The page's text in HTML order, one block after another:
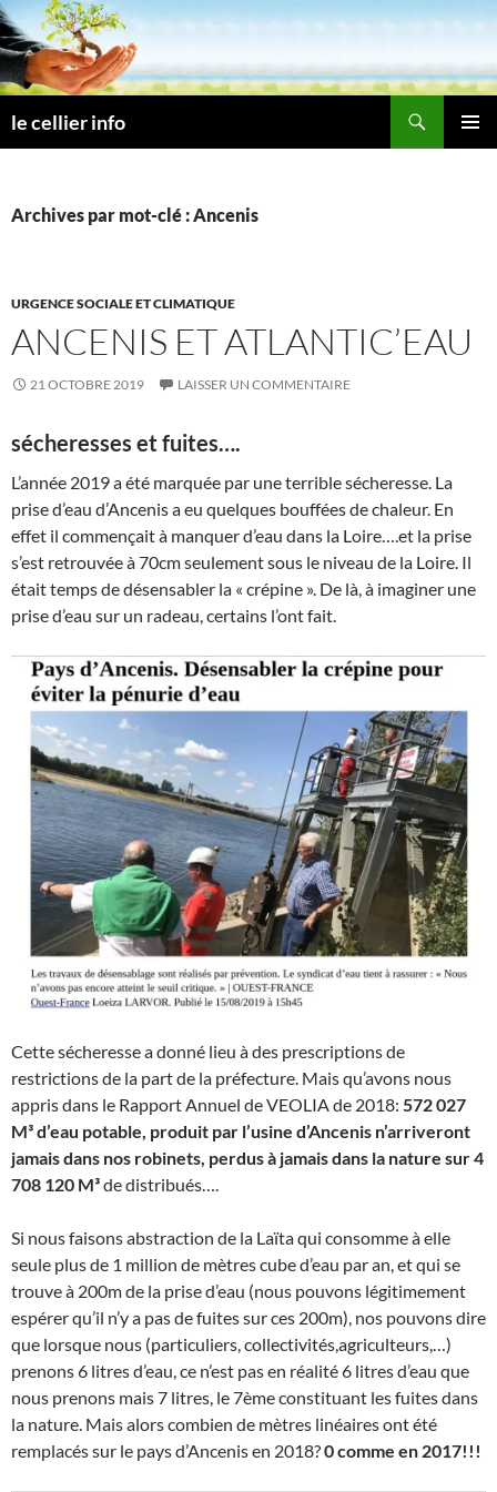
Aller
au
contenu
le cellier info
Archives par mot-clé : Ancenis
URGENCE SOCIALE ET CLIMATIQUE
ANCENIS ET ATLANTIC’EAU
21 OCTOBRE 2019 LAISSER UN COMMENTAIRE
sécheresses et fuites….
L’année 2019 a été marquée par une terrible sécheresse. La
prise d’eau d’Ancenis a eu quelques bouffées de chaleur. En
effet il commençait à manquer d’eau dans la Loire….et la prise
s’est retrouvée à 70cm seulement sous le niveau de la Loire. Il
était temps de désensabler la « crépine ». De là, à imaginer une
prise d’eau sur un radeau, certains l’ont fait.
Cette sécheresse a donné lieu à des prescriptions de
restrictions de la part de la préfecture. Mais qu’avons nous
appris dans le Rapport Annuel de VEOLIA de 2018: 572 027
M³ d’eau potable, produit par l’usine d’Ancenis n’arriveront
jamais dans nos robinets, perdus à jamais dans la nature sur 4
708 120 M³de distribués….
Si nous faisons abstraction de la Laïta qui consomme à elle
seule plus de 1 million de mètres cube d’eau par an, et qui se
trouve à 200m de la prise d’eau (nous pouvons légitimement
espérer qu’il n’y a pas de fuites sur ces 200m), nos pouvons dire
que lorsque nous (particuliers, collectivités,agriculteurs,…)
prenons 6 litres d’eau, ce n’est pas en réalité 6 litres d’eau que
nous prenons mais 7 litres, le 7ème constituant les fuites dans
la nature. Mais alors combien de mètres linéaires ont été
remplacés sur le pays d’Ancenis en 2018?0 comme en 2017!!!